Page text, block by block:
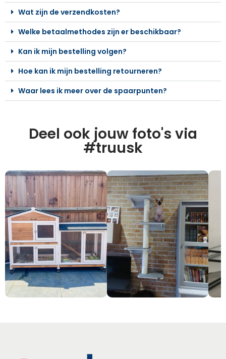
Wat zijn de verzendkosten?
Welke betaalmethodes zijn er beschikbaar?
Kan ik mijn bestelling volgen?
Hoe kan ik mijn bestelling retourneren?
Waar lees ik meer over de spaarpunten?
Deel ook jouw foto's via
#truusk